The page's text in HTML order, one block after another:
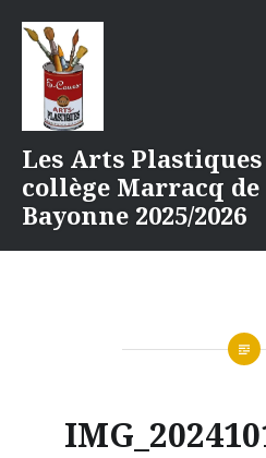
contenu
Les Arts Plastiques
collège Marracq de
Bayonne 2025/2026